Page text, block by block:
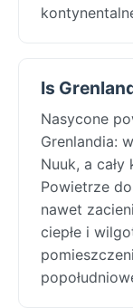
Is
Nasycone
Grenlandia:
Nuuk, a
Powietrze
nawet
ciepłe i